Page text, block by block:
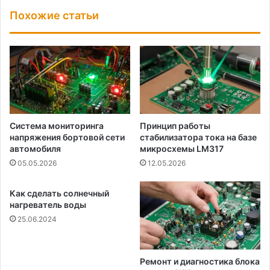
Похожие статьи
Система мониторинга
напряжения бортовой сети
автомобиля
05.05.2026
Принцип работы
стабилизатора тока на базе
микросхемы LM317
12.05.2026
Как сделать солнечный
нагреватель воды
25.06.2024
Ремонт и диагностика блока